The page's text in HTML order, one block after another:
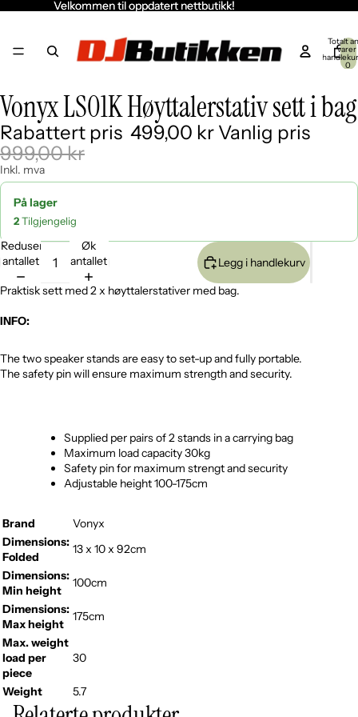
Velkommen til oppdatert nettbutikk!
Velkommen til oppdatert nettbutikk!
Totalt
varer
0
Åpne
bildet
i
fullskjerm
Åpne
bildet
i
fullskjerm
Åpne
bildet
i
fullskjerm
Åpne
bildet
i
fullskjerm
Åpne
bildet
i
fullskjerm
Åpne
bildet
i
fullskjerm
Åpne
bildet
i
fullskjerm
Åpne
bildet
i
fullskjerm
Åpne
bildet
i
fullskjerm
Åpne
bildet
i
fullskjerm
Åpne
bildet
i
fullskjerm
Åpne
bildet
i
fullskjerm
Åpne
bildet
i
fullskjerm
Vonyx LS01K Høyttalerstativ sett i bag
Rabattert pris 499,00 kr Vanlig pris
999,00 kr
Inkl. mva
På lager
2Tilgjengelig
Reduser
antallet
Øk
antallet
Legg i handlekurv
Praktisk sett med 2 x høyttalerstativer med bag.
INFO:
The two speaker stands are easy to set-up and fully portable.
The safety pin will ensure maximum strength and security.
Supplied per pairs of 2 stands in a carrying bag
Maximum load capacity 30kg
Safety pin for maximum strengt and security
Adjustable height 100-175cm
Brand
Vonyx
Dimensions:
Folded
13 x 10 x 92cm
Dimensions:
Min height
100cm
Dimensions:
Max height
175cm
Max. weight
load per
piece
30
Weight 5.7